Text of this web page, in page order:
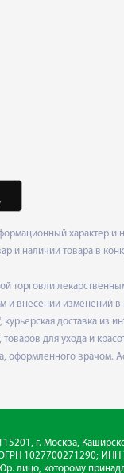
характер и
и наличии товара в
торговли
и внесении изменений в
доставка из
для ухода и
оформленного врачом.
г. Москва,
1027700271290; ИНН
Юр. лицо, которому